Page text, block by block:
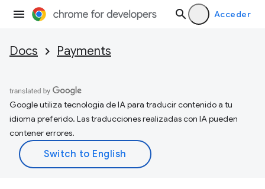
Acceder
Docs Payments
Google utiliza tecnología de IA para traducir contenido a tu
idioma preferido. Las traducciones realizadas con IA pueden
contener errores.